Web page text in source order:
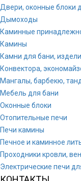
Двери, оконные блоки
Дымоходы
Каминные
Камины
Камни для бани,
Конвектора,
Мангалы, барбекю,
Мебель для бани
Оконные блоки
Отопительные печи
Печи камины
Печное и каминное
Проходники кровли,
Электрические печи